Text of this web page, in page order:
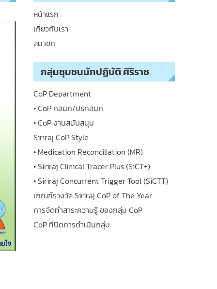
หน้าแรก
เกี่ยวกับเรา
สมาชิก
กลุ่มชุมชนนักปฏิบัติ ศิริราช
CoP Department
• CoP คลินิก/ปริคลินิก
• CoP งานสนับสนุน
Siriraj CoP Style
• Medication Reconciliation (MR)
• Siriraj Clinical Tracer Plus (SiCT+)
• Siriraj Concurrent Trigger Tool (SiCTT)
เกณฑ์รางวัล Siriraj CoP of The Year
การจัดทำสาระความรู้ ของกลุ่ม CoP
CoP ที่ปิดการดำเนินกลุ่ม